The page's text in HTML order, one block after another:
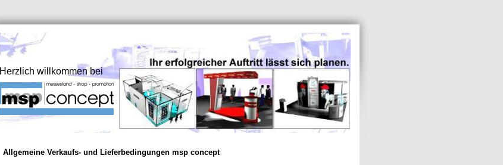
Herzlich willkommen bei
Allgemeine Verkaufs- und Lieferbedingungen msp concept